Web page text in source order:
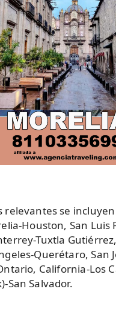
relevantes se
Houston, San Luis
Tuxtla
Querétaro, San
California-Los
San Salvador.